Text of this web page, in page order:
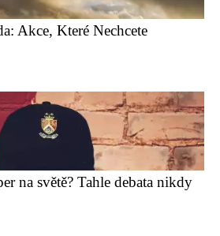
Akce, Které Nechcete
na světě? Tahle debata nikdy